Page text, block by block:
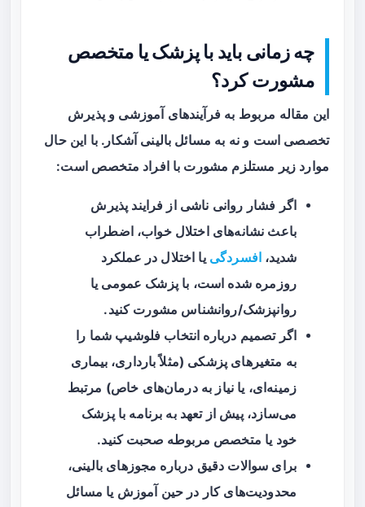
چه زمانی باید با پزشک یا متخصص
مشورت کرد؟
این مقاله مربوط به فرآیندهای آموزشی و پذیرش
تخصصی است و نه به مسائل بالینی آشکار. با این حال
موارد زیر مستلزم مشورت با افراد متخصص است:
اگر فشار روانی ناشی از فرایند پذیرش
باعث نشانه‌های اختلال خواب، اضطراب
شدید، افسردگی یا اختلال در عملکرد
روزمره شده است، با پزشک عمومی یا
روانپزشک/روانشناس مشورت کنید.
اگر تصمیم درباره انتخاب فلوشیپ شما را
به متغیرهای پزشکی (مثلاً بارداری، بیماری
زمینه‌ای، یا نیاز به درمان‌های خاص) مرتبط
می‌سازد، پیش از تعهد به برنامه با پزشک
خود یا متخصص مربوطه صحبت کنید.
برای سوالات دقیق درباره مجوزهای بالینی،
محدودیت‌های کار در حین آموزش یا مسائل